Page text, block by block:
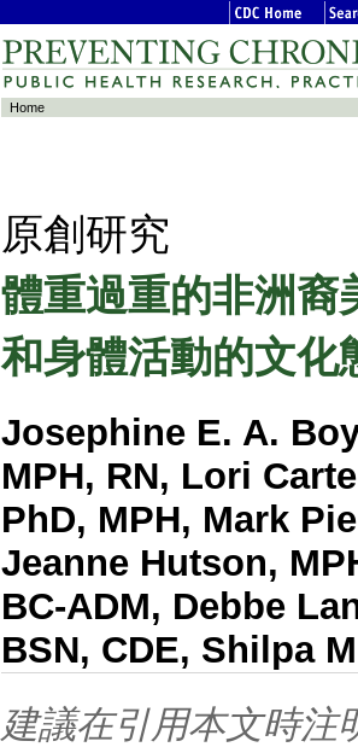
Home
原創研究
體重過重的非洲
和身體活動的文化
Josephine E. A.
MPH, RN, Lori
PhD, MPH, Mark
Jeanne Hutson,
BC-ADM, Debbe
BSN, CDE, Shilpa
建議在引用本文時注